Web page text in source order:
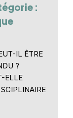
:
IL ÊTRE
?
ELLE